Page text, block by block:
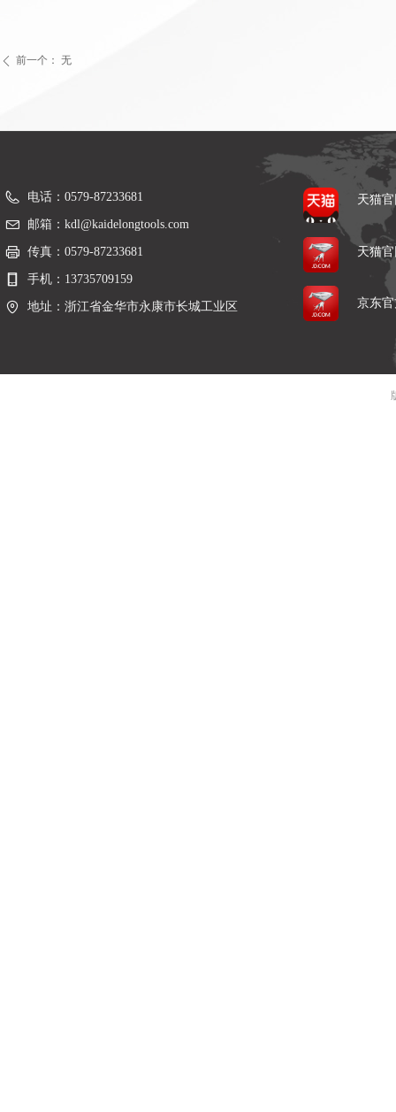
ꄴ 前一个： 无
电话： 0579-87233681
邮箱： kdl@kaidelongtools.com
传真： 0579-87233681
手机： 13735709159
地址： 浙江省金华市永康市长城工业区
天猫
天猫
京东